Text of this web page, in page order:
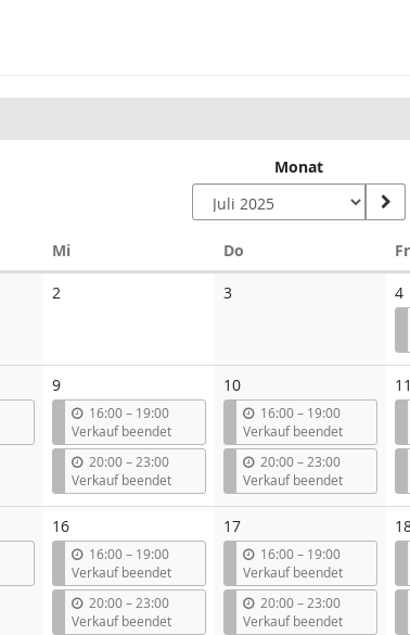
Monat
MiMittwoch Do Fr
2 3Keine
4
9
16:00–b
i
s
19:00
Verkauf beendet
20:00–b
i
s
23:00
Verkauf beendet
10
16:00–b
i
s
19:00
Verkauf beendet
20:00–b
i
s
23:00
Verkauf beendet
11
16
16:00–b
i
s
19:00
Verkauf beendet
20:00–b
i
23:00
Verkauf beendet
17
16:00–b
i
s
19:00
Verkauf beendet
20:00–b
i
23:00
Verkauf beendet